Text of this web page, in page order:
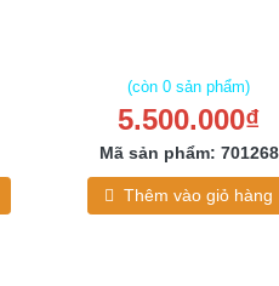
(còn 0 sản phẩm)
5.500.000₫
Mã sản phẩm: 701268
Thêm vào giỏ hàng